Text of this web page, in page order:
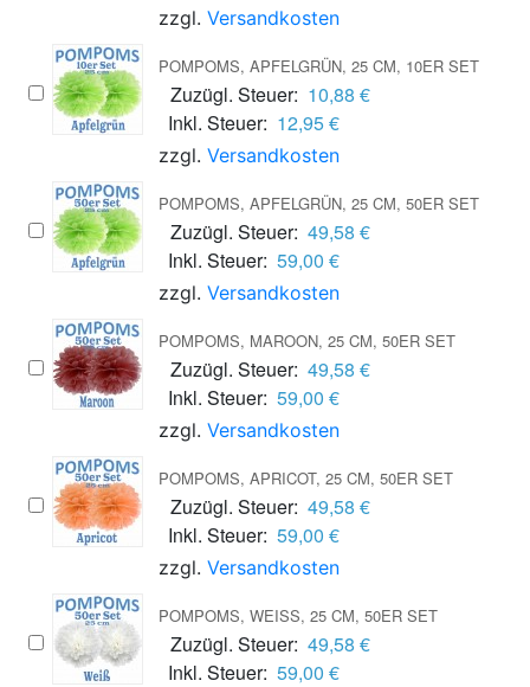
zzgl. Versandkosten
POMPOMS, APFELGRÜN, 25 CM, 10ER SET
Zuzügl. Steuer: 10,88 €
Inkl. Steuer: 12,95 €
zzgl. Versandkosten
POMPOMS, APFELGRÜN, 25 CM, 50ER SET
Zuzügl. Steuer: 49,58 €
Inkl. Steuer: 59,00 €
zzgl. Versandkosten
POMPOMS, MAROON, 25 CM, 50ER SET
Zuzügl. Steuer: 49,58 €
Inkl. Steuer: 59,00 €
zzgl. Versandkosten
POMPOMS, APRICOT, 25 CM, 50ER SET
Zuzügl. Steuer: 49,58 €
Inkl. Steuer: 59,00 €
zzgl. Versandkosten
POMPOMS, WEISS, 25 CM, 50ER SET
Zuzügl. Steuer: 49,58 €
Inkl. Steuer: 59,00 €